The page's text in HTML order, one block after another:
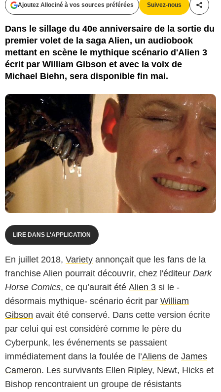
Ajoutez Allociné à vos sources préférées Suivez-nous
Dans le sillage du 40e anniversaire de la sortie du
premier volet de la saga Alien, un audiobook
mettant en scène le mythique scénario d'Alien 3
écrit par William Gibson et avec la voix de
Michael Biehn, sera disponible fin mai.
LIRE DANS L'APPLICATION
En juillet 2018, Variety annonçait que les fans de la
franchise Alien pourrait découvrir, chez l'éditeur Dark
Horse Comics, ce qu’aurait été Alien 3 si le -
désormais mythique- scénario écrit par William
Gibson avait été conservé. Dans cette version écrite
par celui qui est considéré comme le père du
Cyberpunk, les événements se passaient
immédiatement dans la foulée de l’Aliens de James
Cameron. Les survivants Ellen Ripley, Newt, Hicks et
Bishop rencontraient un groupe de résistants